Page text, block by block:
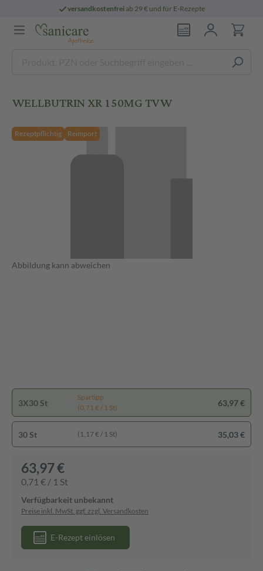
versandkostenfreiab 29 € und für E-Rezepte
WELLBUTRIN XR 150MG TVW
Rezeptpflichtig Reimport
Abbildung kann abweichen
3X30 St
Spartipp
(0,71 € / 1 St)
63,97 €
30 St (1,17 € / 1 St) 35,03 €
63,97 €
0,71 € / 1 St
Verfügbarkeit unbekannt
Preise inkl. MwSt. ggf. zzgl. Versandkosten
E-Rezept einlösen